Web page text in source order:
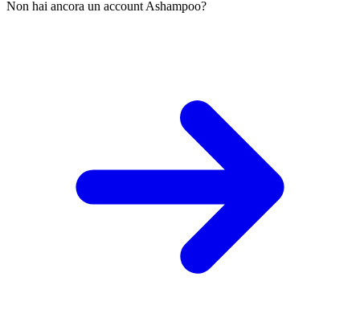
Non hai ancora un account Ashampoo?